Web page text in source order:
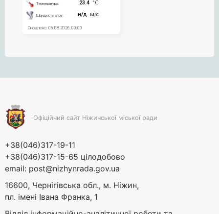
Офіційний сайт Ніжинської міської ради
+38(046)317-19-11
+38(046)317-15-65 цілодобово
email: post@nizhynrada.gov.ua
16600, Чернігівська обл., м. Ніжин,
пл. імені Івана Франка, 1